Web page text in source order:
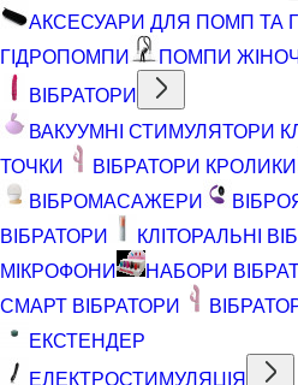
АКСЕСУАРИ ДЛЯ ПОМП ТА
ГІДРОПОМПИ
ПОМПИ
ВІБРАТОРИ
ВАКУУМНІ СТИМУЛЯТОРИ
ТОЧКИ
ВІБРАТОРИ КРОЛИКИ
ВІБРОМАСАЖЕРИ
ВІБРАТОРИ
КЛІТОРАЛЬНІ
МІКРОФОНИ
НАБОРИ
СМАРТ ВІБРАТОРИ
ЕКСТЕНДЕР
ЕЛЕКТРОСТИМУЛЯЦІЯ